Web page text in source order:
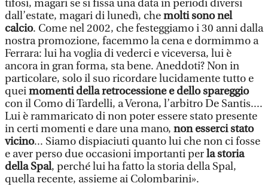
tifosi, magari se si fissa una data in periodi diversi
dall’estate, magari di lunedì, chemolti sono nel
calcio. Come nel 2002, che festeggiamo i 30 anni dalla
nostra promozione, facemmo la cena e dormimmo a
Ferrara: lui ha voglia di vederci e viceversa, lui è
ancora in gran forma, sta bene. Aneddoti? Non in
particolare, solo il suo ricordare lucidamente tutto e
queimomenti della retrocessione e dello spareggio
con il Como di Tardelli, a Verona, l’arbitro De Santis....
Lui è rammaricato di non poter essere stato presente
in certi momenti e dare una mano, non esserci stato
vicino... Siamo dispiaciuti quanto lui che non ci fosse
e aver perso due occasioni importanti perla storia
della Spal, perché lui ha fatto la storia della Spal,
quella recente, assieme ai Colombarini».